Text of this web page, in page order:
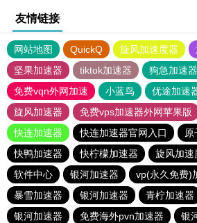
友情链接
网站地图 QuickQ 旋风加速度器
坚果加速器
tiktok加速器
狗急加速
免费vqn外网加速
小蓝鸟 优途加速
旋风加速器
免费vps加速器外网苹果版
快连加速器
快连加速器官网入口
原
快鸭加速器
快柠檬加速器 旋风加速
软件中心
银河加速器 vp(永久免费)
暴雪加速器
银河加速器 青柠加速器
银河加速器
免费海外pvn加速器
银